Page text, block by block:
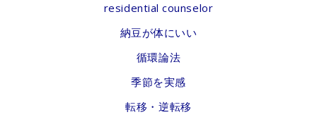
residential counselor
納豆が体にいい
循環論法
季節を実感
転移・逆転移